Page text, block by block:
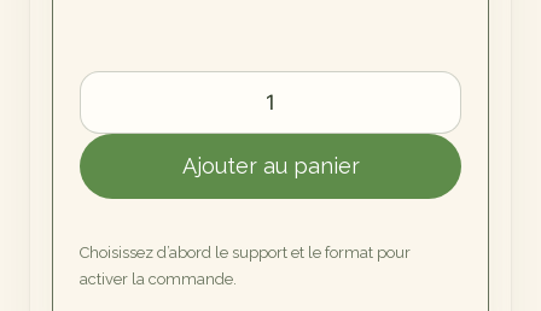
quantité
de
Un
regard
Ajouter au panier
Choisissez d’abord le support et le format pour
activer la commande.